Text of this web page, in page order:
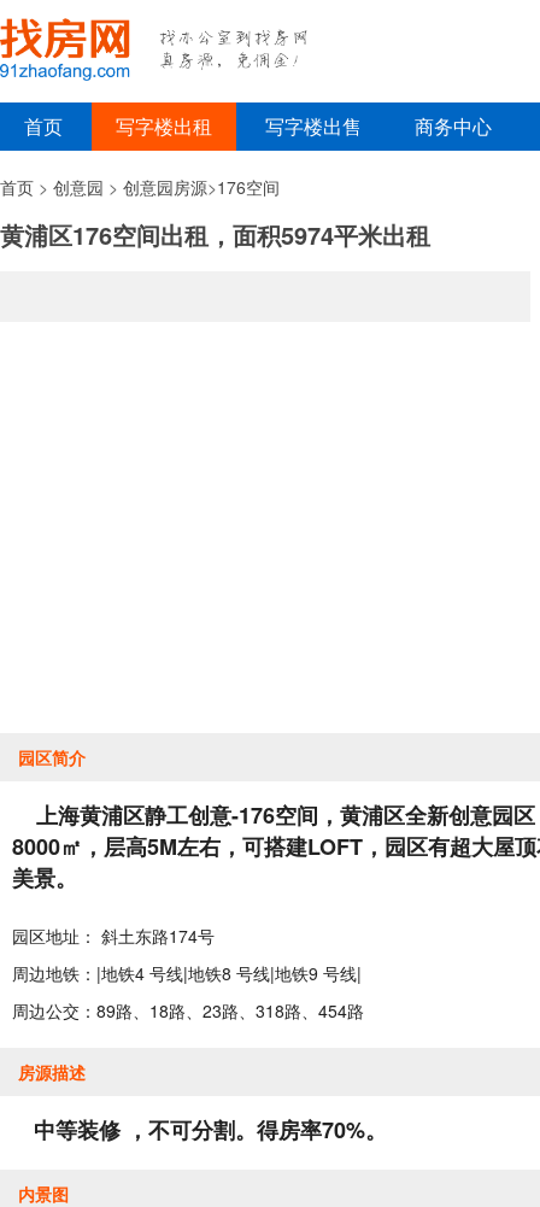
首页 写字楼出租 写字楼出售 商务中心
首页 > 创意园 > 创意园房源>176空间
黄浦区176空间出租，面积5974平米出租
园区简介
上海黄浦区静工创意-176空间，黄浦区全新创意园
8000㎡，层高5M左右，可搭建LOFT，园区有超大屋
美景。
园区地址： 斜土东路174号
周边地铁：|地铁4 号线|地铁8 号线|地铁9 号线|
周边公交：89路、18路、23路、318路、454路
房源描述
中等装修 ，不可分割。得房率70%。
内景图